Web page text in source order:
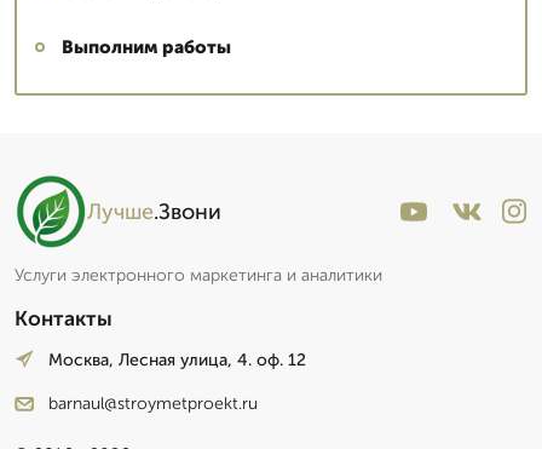
Выполним работы
Лучше.Звони
Услуги электронного маркетинга и аналитики
Контакты
Москва, Лесная улица, 4. оф. 12
barnaul@stroymetproekt.ru